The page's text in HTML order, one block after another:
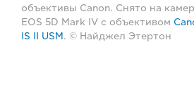
объективы Canon. Снято на
EOS 5D Mark IV с объективом
IS II USM. © Найджел Этертон